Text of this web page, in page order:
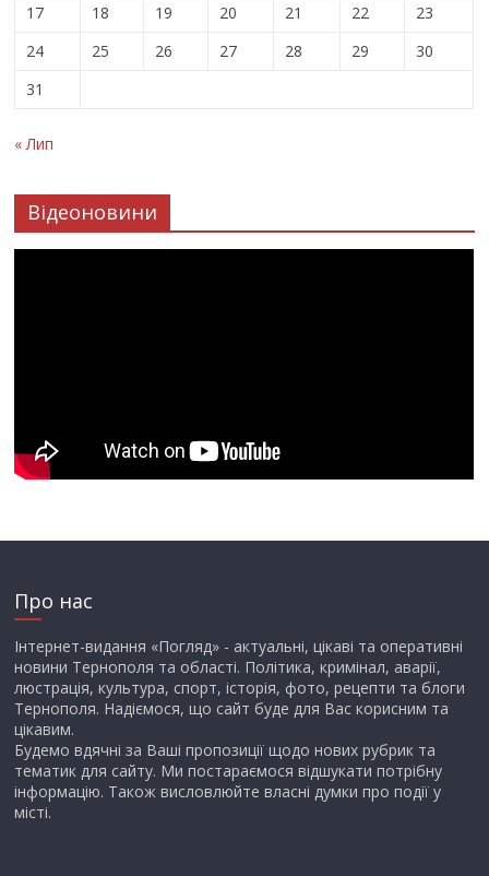
17
18 19 20 21 22
23
24
25 26 27 28 29
30
31
« Лип
Відеоновини
Про нас
Інтернет-видання «Погляд» - актуальні, цікаві та оперативні
новини Тернополя та області. Політика, кримінал, аварії,
люстрація, культура, спорт, історія, фото, рецепти та блоги
Тернополя. Надіємося, що сайт буде для Вас корисним та
цікавим.
Будемо вдячні за Ваші пропозиції щодо нових рубрик та
тематик для сайту. Ми постараємося відшукати потрібну
інформацію. Також висловлюйте власні думки про події у
місті.